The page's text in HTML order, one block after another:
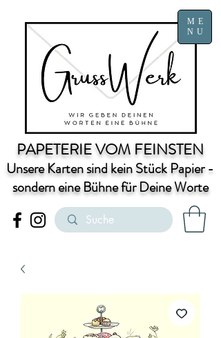
PAPETERIE VOM FEINSTEN
Unsere Karten sind kein Stück Papier -
sondern eine Bühne für Deine Worte
ME
NU